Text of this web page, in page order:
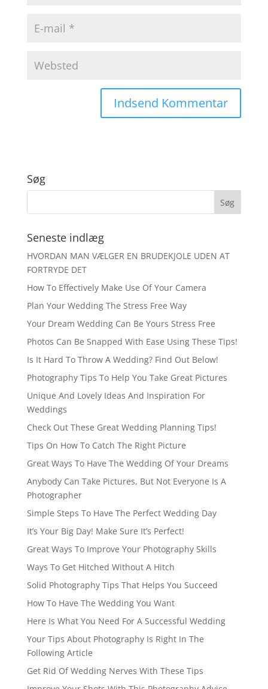
Søg
Seneste indlæg
HVORDAN MAN VÆLGER EN BRUDEKJOLE UDEN AT
FORTRYDE DET
How To Effectively Make Use Of Your Camera
Plan Your Wedding The Stress Free Way
Your Dream Wedding Can Be Yours Stress Free
Photos Can Be Snapped With Ease Using These Tips!
Is It Hard To Throw A Wedding? Find Out Below!
Photography Tips To Help You Take Great Pictures
Unique And Lovely Ideas And Inspiration For
Weddings
Check Out These Great Wedding Planning Tips!
Tips On How To Catch The Right Picture
Great Ways To Have The Wedding Of Your Dreams
Anybody Can Take Pictures, But Not Everyone Is A
Photographer
Simple Steps To Have The Perfect Wedding Day
It’s Your Big Day! Make Sure It’s Perfect!
Great Ways To Improve Your Photography Skills
Ways To Get Hitched Without A Hitch
Solid Photography Tips That Helps You Succeed
How To Have The Wedding You Want
Here Is What You Need For A Successful Wedding
Your Tips About Photography Is Right In The
Following Article
Get Rid Of Wedding Nerves With These Tips